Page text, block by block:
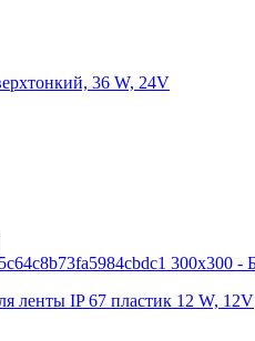
36 W, 24V
ленты IP 67 пластик 12 W, 12V